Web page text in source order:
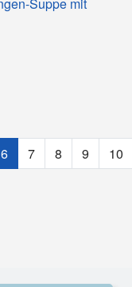
6 7 8 9 10